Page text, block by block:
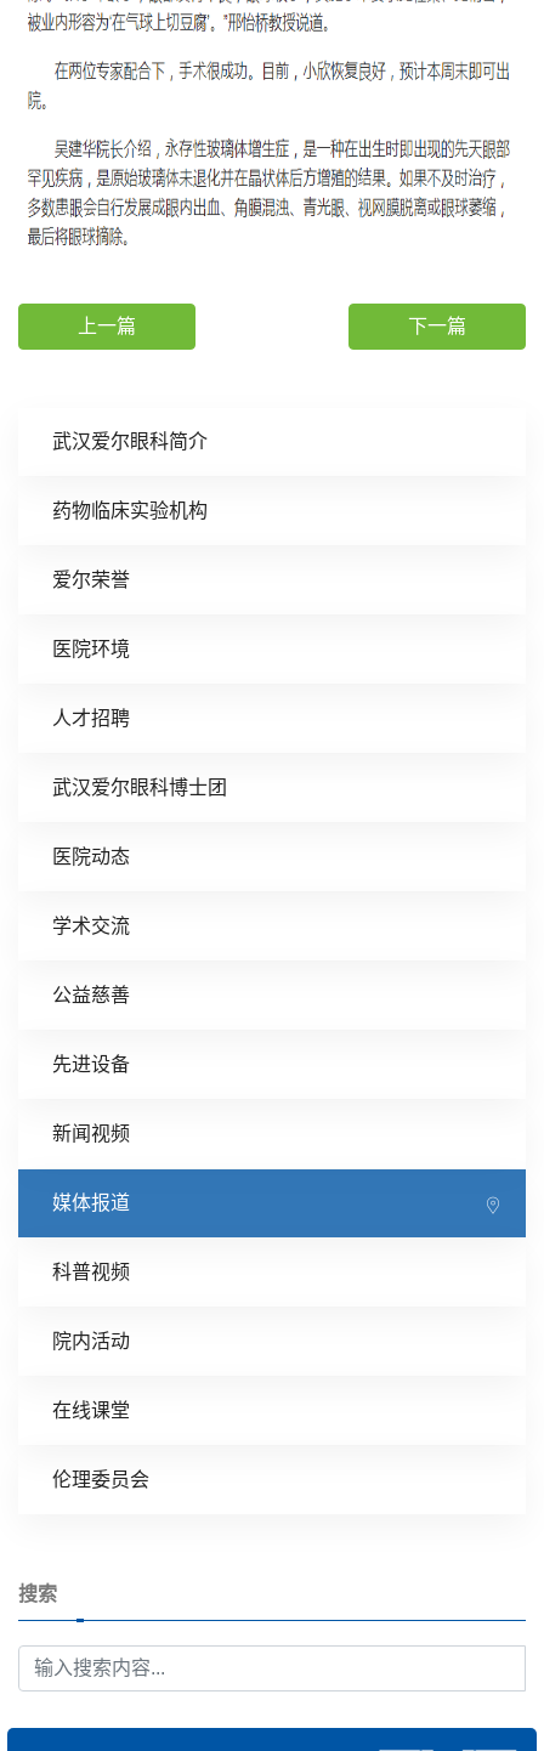
武汉爱尔眼科简介
药物临床实验机构
爱尔荣誉
医院环境
人才招聘
武汉爱尔眼科博士团
医院动态
学术交流
公益慈善
先进设备
新闻视频
媒体报道
科普视频
院内活动
在线课堂
伦理委员会
搜索
上一篇 下一篇